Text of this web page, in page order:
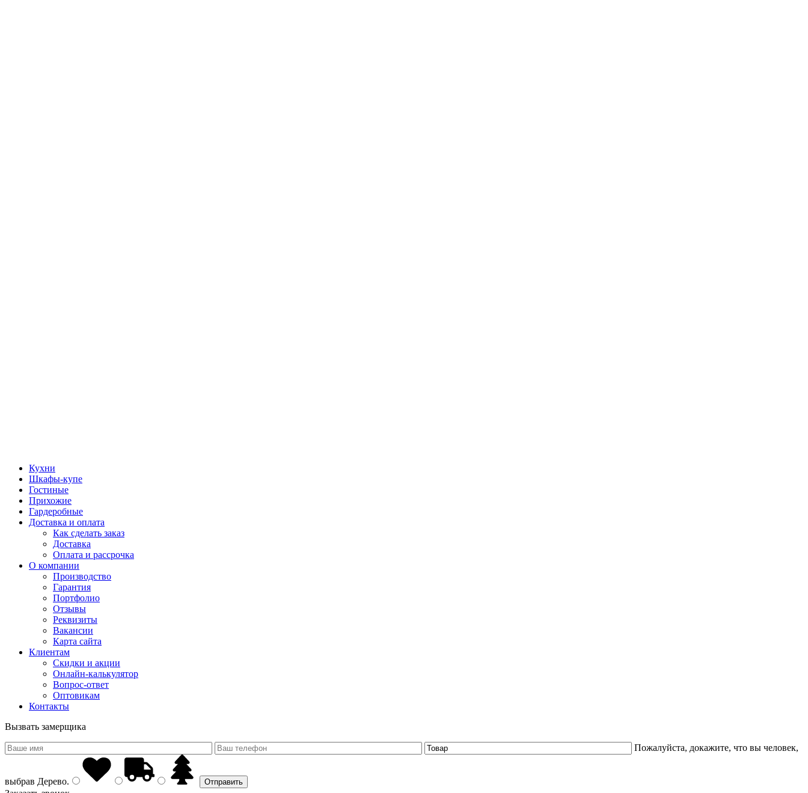
Кухни
Шкафы-купе
Гостиные
Прихожие
Гардеробные
Доставка и оплата
Как сделать заказ
Доставка
Оплата и рассрочка
О компании
Производство
Гарантия
Портфолио
Отзывы
Реквизиты
Вакансии
Карта сайта
Клиентам
Скидки и акции
Онлайн-калькулятор
Вопрос-ответ
Оптовикам
Контакты
Вызвать замерщика
Пожалуйста, докажите, что вы человек,
выбрав Дерево.